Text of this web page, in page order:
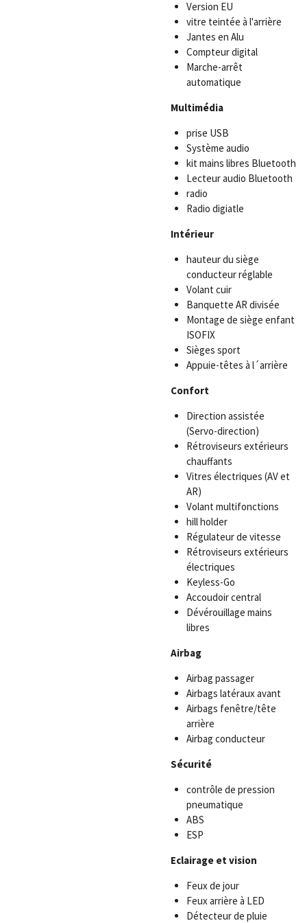
Version EU
vitre teintée à l'arrière
Jantes en Alu
Compteur digital
Marche-arrêt
automatique
Multimédia
prise USB
Système audio
kit mains libres Bluetooth
Lecteur audio Bluetooth
radio
Radio digiatle
Intérieur
hauteur du siège
conducteur réglable
Volant cuir
Banquette AR divisée
Montage de siège enfant
ISOFIX
Sièges sport
Appuie-têtes à l´arrière
Confort
Direction assistée
(Servo-direction)
Rétroviseurs extérieurs
chauffants
Vitres électriques (AV et
AR)
Volant multifonctions
hill holder
Régulateur de vitesse
Rétroviseurs extérieurs
électriques
Keyless-Go
Accoudoir central
Dévérouillage mains
libres
Airbag
Airbag passager
Airbags latéraux avant
Airbags fenêtre/tête
arrière
Airbag conducteur
Sécurité
contrôle de pression
pneumatique
ABS
ESP
Eclairage et vision
Feux de jour
Feux arrière à LED
Détecteur de pluie